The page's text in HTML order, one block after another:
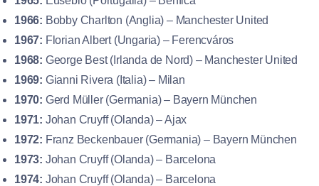
1966: Bobby Charlton (Anglia) – Manchester United
1967: Florian Albert (Ungaria) – Ferencváros
1968: George Best (Irlanda de Nord) – Manchester United
1969: Gianni Rivera (Italia) – Milan
1970: Gerd Müller (Germania) – Bayern München
1971: Johan Cruyff (Olanda) – Ajax
1972: Franz Beckenbauer (Germania) – Bayern München
1973: Johan Cruyff (Olanda) – Barcelona
1974: Johan Cruyff (Olanda) – Barcelona